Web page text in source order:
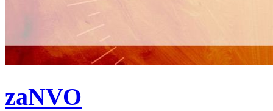
zaNVO